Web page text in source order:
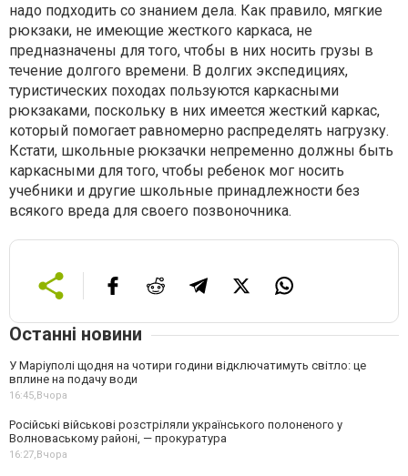
надо подходить со знанием дела. Как правило, мягкие
рюкзаки, не имеющие жесткого каркаса, не
предназначены для того, чтобы в них носить грузы в
течение долгого времени. В долгих экспедициях,
туристических походах пользуются каркасными
рюкзаками, поскольку в них имеется жесткий каркас,
который помогает равномерно распределять нагрузку.
Кстати, школьные рюкзачки непременно должны быть
каркасными для того, чтобы ребенок мог носить
учебники и другие школьные принадлежности без
всякого вреда для своего позвоночника.
Останні новини
У Маріуполі щодня на чотири години відключатимуть світло: це
вплине на подачу води
16:45,Вчора
Російські військові розстріляли українського полоненого у
Волноваському районі, — прокуратура
16:27,Вчора